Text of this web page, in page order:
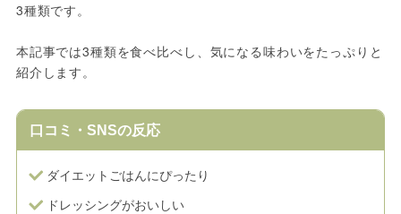
3種類です。
本記事では3種類を食べ比べし、気になる味わいをたっぷりと
紹介します。
口コミ・SNSの反応
ダイエットごはんにぴったり
ドレッシングがおいしい